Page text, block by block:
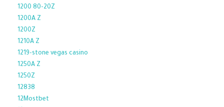
1200 80-20Z
1200A Z
1200Z
1210A Z
1219-stone vegas casino
1250A Z
1250Z
12838
12Mostbet